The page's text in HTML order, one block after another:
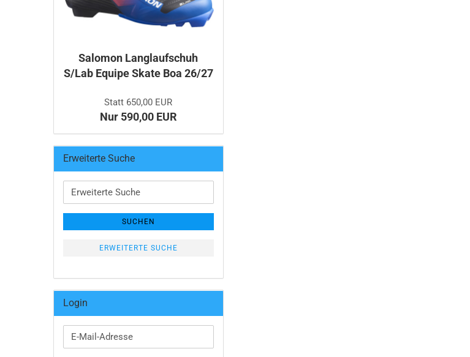
Salomon Langlaufschuh
S/Lab Equipe Skate Boa 26/27
Statt 650,00 EUR
Nur 590,00 EUR
Erweiterte Suche
Suche
SUCHEN
ERWEITERTE SUCHE
Login
E-
Mail-